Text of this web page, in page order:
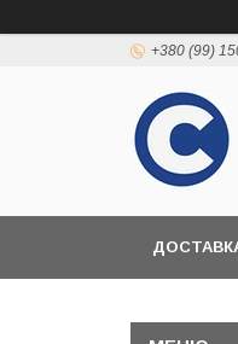
+380 (99)